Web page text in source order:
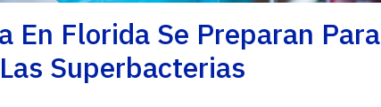
En Florida Se Preparan Para
Superbacterias